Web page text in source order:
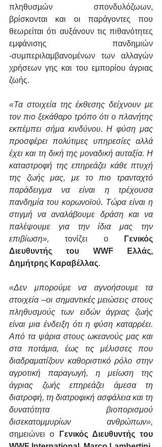
πληθυσμών σπονδυλόζωων,
βρίσκονται και οι παράγοντες που
θεωρείται ότι αυξάνουν τις πιθανότητες
εμφάνισης πανδημιών
-συμπεριλαμβανομένων των αλλαγών
χρήσεων γης και του εμπορίου άγριας
ζωής.
«Τα στοιχεία της έκθεσης δείχνουν με
τον πιο ξεκάθαρο τρόπο ότι ο πλανήτης
εκπέμπει σήμα κινδύνου. H φύση μας
προσφέρει πολύτιμες υπηρεσίες αλλά
έχει και τη δική της μοναδική αυταξία. Η
καταστροφή της επηρεάζει κάθε πτυχή
της ζωής μας, με το πιο τρανταχτό
παράδειγμα να είναι η τρέχουσα
πανδημία του κορωνοϊού. Τώρα είναι η
στιγμή να αναλάβουμε δράση και να
παλέψουμε για την ίδια μας την
επιβίωση», τονίζει ο
Γενικός
Διευθυντής του WWF Ελλάς,
Δημήτρης Καραβέλλας.
«Δεν μπορούμε να αγνοήσουμε τα
στοιχεία –οι σημαντικές μειώσεις στους
πληθυσμούς των ειδών άγριας ζωής
είναι μια ένδειξη ότι η φύση καταρρέει.
Από τα ψάρια στους ωκεανούς μας και
στα ποτάμια, έως τις μέλισσες που
διαδραματίζουν καθοριστικό ρόλο στην
αγροτική παραγωγή, η μείωση της
άγριας ζωής επηρεάζει άμεσα τη
διατροφή, τη διατροφική ασφάλεια και τη
δυνατότητα βιοπορισμού
δισεκατομμυρίων ανθρώπων»,
σημειώνει ο
Γενικός Διευθυντής του